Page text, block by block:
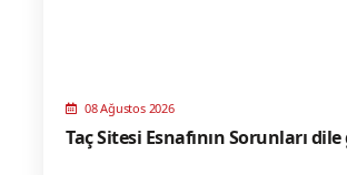
08 Ağustos 2026
Taç Sitesi Esnafının Sorunları